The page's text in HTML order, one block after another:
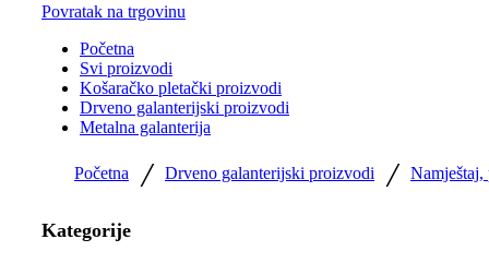
Povratak na trgovinu
Početna
Svi proizvodi
Košaračko pletački proizvodi
Drveno galanterijski proizvodi
Metalna galanterija
Početna / Drveno galanterijski proizvodi / Namještaj,
Kategorije